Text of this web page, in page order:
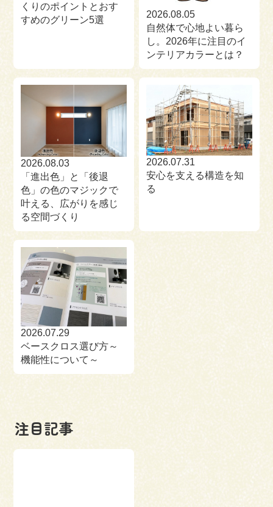
くりのポイントとおす
すめのグリーン5選
2026.08.05
自然体で心地よい暮ら
し。2026年に注目のイ
ンテリアカラーとは？
2026.08.03
「進出色」と「後退
色」の色のマジックで
叶える、広がりを感じ
る空間づくり
2026.07.31
安心を支える構造を知
る
2026.07.29
ベースクロス選び方～
機能性について～
注目記事